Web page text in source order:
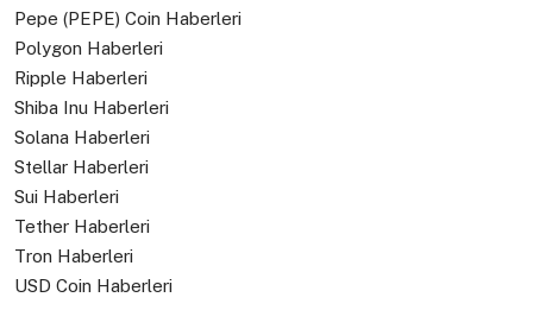
Pepe (PEPE) Coin Haberleri
Polygon Haberleri
Ripple Haberleri
Shiba Inu Haberleri
Solana Haberleri
Stellar Haberleri
Sui Haberleri
Tether Haberleri
Tron Haberleri
USD Coin Haberleri